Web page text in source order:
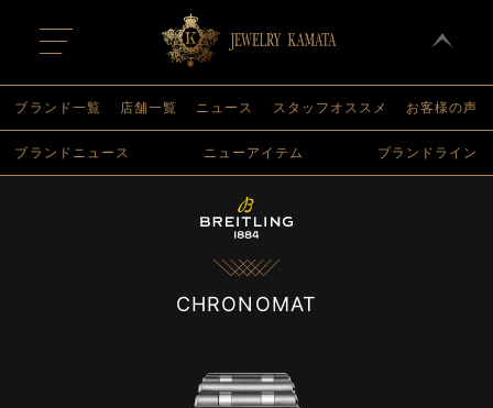
t
o
g
l
n
a
ブランド一覧 店舗一覧 ニュース スタッフオススメ お客様の声
ブランドニュース ニューアイテム ブランドライン
CHRONOMAT